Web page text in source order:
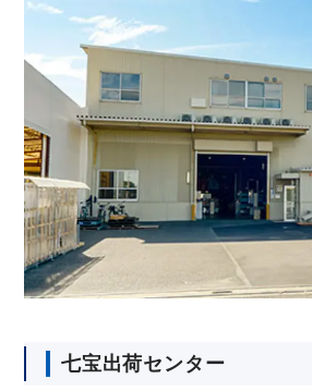
七宝出荷センター